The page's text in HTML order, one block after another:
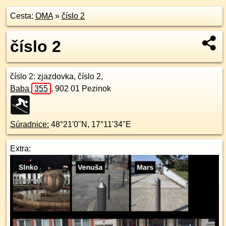
Cesta: OMA» číslo 2
číslo 2
číslo 2: zjazdovka, číslo 2,
Baba
355 , 902 01 Pezinok
Súradnice: 48°21'0"N , 17°11'34"E
Extra: